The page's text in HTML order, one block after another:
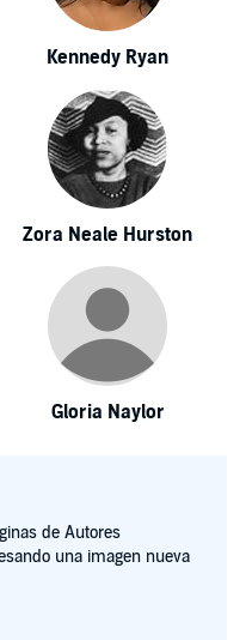
Kennedy Ryan
Zora Neale Hurston
Gloria Naylor
de Autores
una imagen nueva